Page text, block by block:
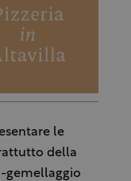
le
della
gemellaggio